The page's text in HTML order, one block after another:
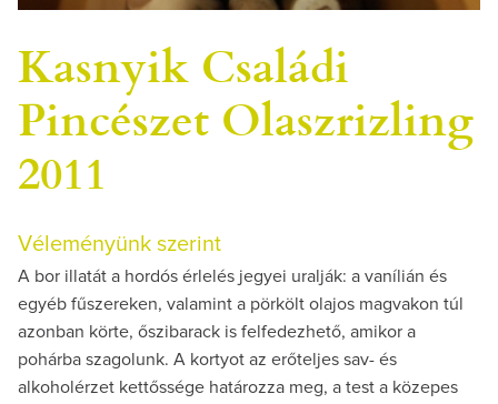
Kasnyik Családi
Pincészet Olaszrizling
2011
Véleményünk szerint
A bor illatát a hordós érlelés jegyei uralják: a vanílián és
egyéb fűszereken, valamint a pörkölt olajos magvakon túl
azonban körte, őszibarack is felfedezhető, amikor a
pohárba szagolunk. A kortyot az erőteljes sav- és
alkoholérzet kettőssége határozza meg, a test a közepes